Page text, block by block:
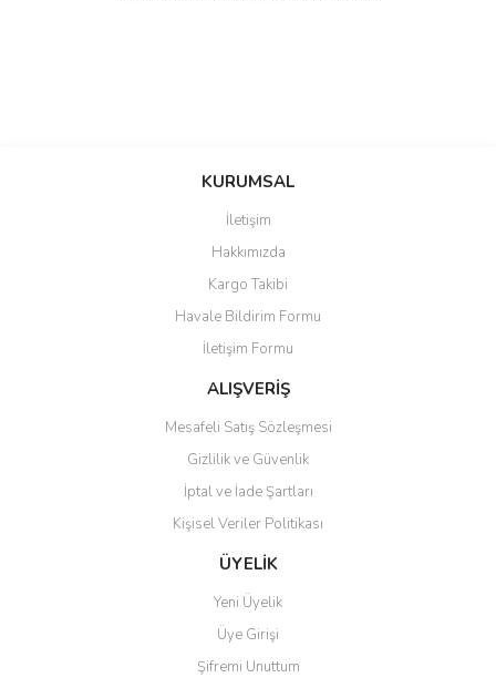
Bu ürüne ilk yorumu siz yapın!
Ürün resmi kalitesiz, bozuk veya görüntülenemiyor.
Ürün açıklamasında eksik bilgiler bulunuyor.
Ürün bilgilerinde hatalar bulunuyor.
Ürün fiyatı diğer sitelerden daha pahalı.
Bu ürüne benzer farklı alternatifler olmalı.
Gönder
KURUMSAL
İletişim
Hakkımızda
Kargo Takibi
Havale Bildirim Formu
İletişim Formu
ALIŞVERİŞ
Mesafeli Satış Sözleşmesi
Gizlilik ve Güvenlik
İptal ve İade Şartları
Kişisel Veriler Politikası
ÜYELİK
Yeni Üyelik
Üye Girişi
Şifremi Unuttum